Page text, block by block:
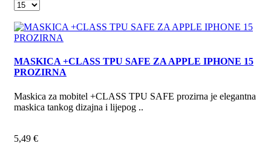
MASKICA +CLASS TPU SAFE ZA APPLE IPHONE 15
PROZIRNA
Maskica za mobitel +CLASS TPU SAFE prozirna je elegantna
maskica tankog dizajna i lijepog ..
5,49 €